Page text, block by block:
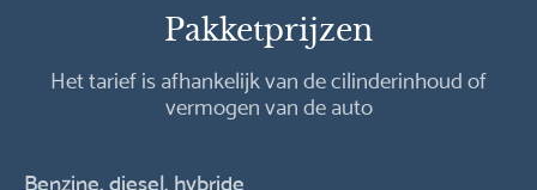
Pakketprijzen
Het tarief is afhankelijk van de cilinderinhoud of
vermogen van de auto
Benzine, diesel, hybride